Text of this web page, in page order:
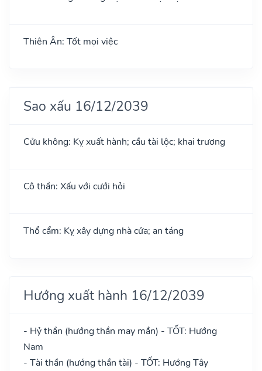
Thiên Ân: Tốt mọi việc
Sao xấu 16/12/2039
Cửu không: Kỵ xuất hành; cầu tài lộc; khai trương
Cô thần: Xấu với cưới hỏi
Thổ cẩm: Kỵ xây dựng nhà cửa; an táng
Hướng xuất hành 16/12/2039
- Hỷ thần (hướng thần may mắn) - TỐT: Hướng
Nam
- Tài thần (hướng thần tài) - TỐT: Hướng Tây